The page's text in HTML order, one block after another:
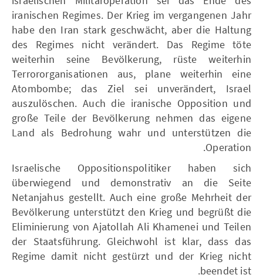
iranischen Regimes. Der Krieg im vergangenen Jahr
habe den Iran stark geschwächt, aber die Haltung
des Regimes nicht verändert. Das Regime töte
weiterhin seine Bevölkerung, rüste weiterhin
Terrororganisationen aus, plane weiterhin eine
Atombombe; das Ziel sei unverändert, Israel
auszulöschen. Auch die iranische Opposition und
große Teile der Bevölkerung nehmen das eigene
Land als Bedrohung wahr und unterstützen die
Operation.
Israelische Oppositionspolitiker haben sich
überwiegend und demonstrativ an die Seite
Netanjahus gestellt. Auch eine große Mehrheit der
Bevölkerung unterstützt den Krieg und begrüßt die
Eliminierung von Ajatollah Ali Khamenei und Teilen
der Staatsführung. Gleichwohl ist klar, dass das
Regime damit nicht gestürzt und der Krieg nicht
beendet ist.